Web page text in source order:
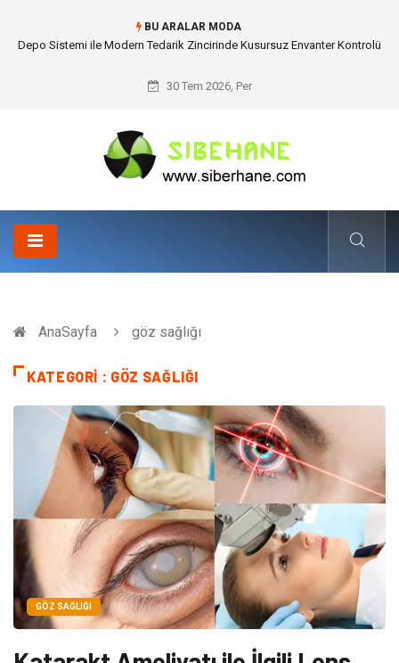
BU ARALAR MODA
Akrilik Boyama Seti ile Evinizde Dijitalden Uzak Bir Deşarj Alanı Tasarlayın
30 Tem 2026, Per
AnaSayfa göz sağlığı
KATEGORI : GÖZ SAĞLIĞI
GÖZ SAĞLIĞI